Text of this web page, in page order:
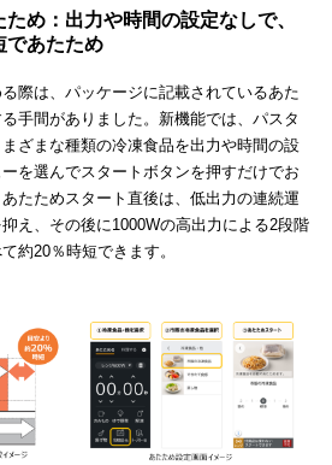
め：出力や時間の設定なしで、
であたため
際は、パッケージに記載されているあた
手間がありました。新機能では、パスタ
ざまな種類の冷凍食品を出力や時間の設
を選んでスタートボタンを押すだけでお
たためスタート直後は、低出力の連続運
え、その後に1000Wの高出力による2段階
約20％時短できます。